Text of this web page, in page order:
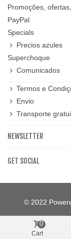
Promoções,
PayPal
Specials
Precios azules
Superchoque
Comunicados
Termos e
Envio
Transporte
NEWSLETTER
GET SOCIAL
© 2022
Cart
0